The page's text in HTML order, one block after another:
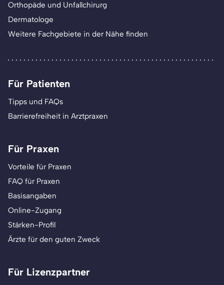
Orthopäde und Unfallchirurg
Dermatologe
Weitere Fachgebiete in der Nähe finden
Für Patienten
Tipps und FAQs
Barrierefreiheit in Arztpraxen
Für Praxen
Vorteile für Praxen
FAQ für Praxen
Basisangaben
Online-Zugang
Stärken-Profil
Ärzte für den guten Zweck
Für Lizenzpartner